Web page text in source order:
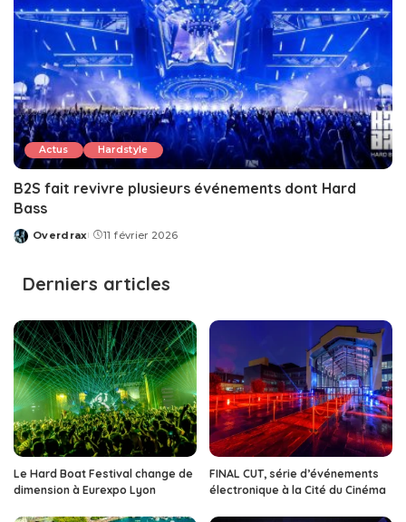
Actus Hardstyle
B2S fait revivre plusieurs événements dont Hard
Bass
Posted
Overdrax 11 février 2026
Derniers articles
Le Hard Boat Festival change de
dimension à Eurexpo Lyon
FINAL CUT, série d’événements
électronique à la Cité du Cinéma